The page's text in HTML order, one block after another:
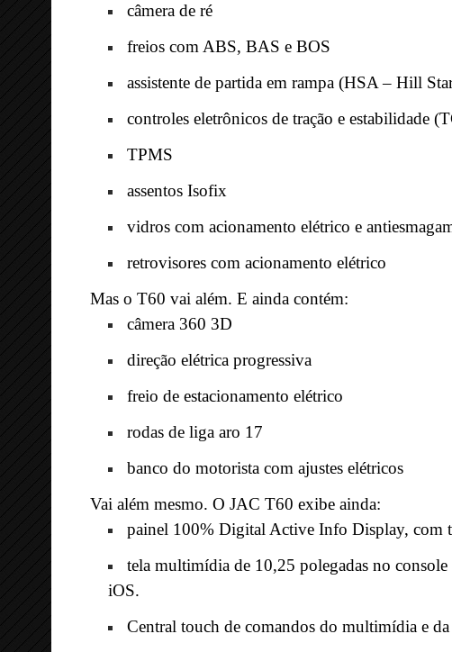
câmera de ré
freios com ABS, BAS e BOS
assistente de partida em rampa (HSA – Hill
controles eletrônicos de tração e estabilidade
TPMS
assentos Isofix
vidros com acionamento elétrico e
retrovisores com acionamento elétrico
Mas o T60 vai além. E ainda contém:
câmera 360 3D
direção elétrica progressiva
freio de estacionamento elétrico
rodas de liga aro 17
banco do motorista com ajustes elétricos
Vai além mesmo. O JAC T60 exibe ainda:
painel 100% Digital Active Info Display, com
tela multimídia de 10,25 polegadas no
iOS.
Central touch de comandos do multimídia e